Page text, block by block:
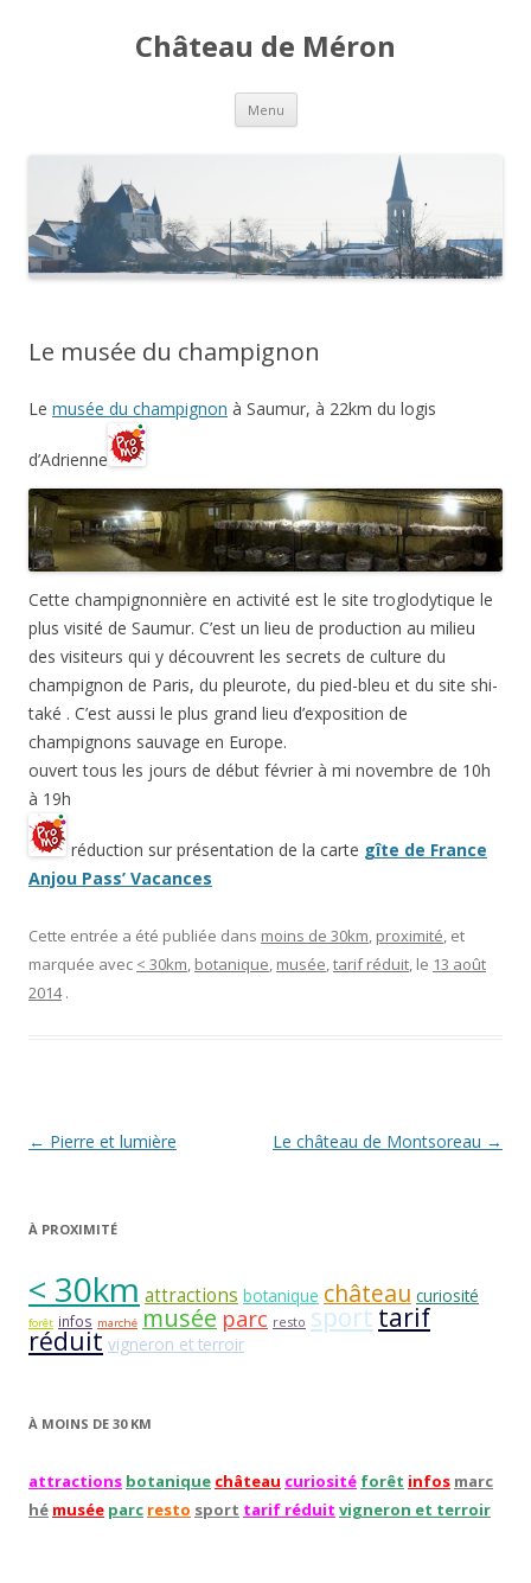
Château de Méron
Menu Aller
contenu
Le musée du champignon
Le musée du champignon à Saumur, à 22km du logis
d’Adrienne
Cette champignonnière en activité est le site troglodytique le
plus visité de Saumur. C’est un lieu de production au milieu
des visiteurs qui y découvrent les secrets de culture du
champignon de Paris, du pleurote, du pied-bleu et du site shi-
také . C’est aussi le plus grand lieu d’exposition de
champignons sauvage en Europe.
ouvert tous les jours de début février à mi novembre de 10h
à 19h
réduction sur présentation de la carte gîte de France
Anjou Pass’ Vacances
Cette entrée a été publiée dans moins de 30km, proximité, et
marquée avec < 30km, botanique, musée,tarif réduit, le 13 août
2014 .
Navigation
← Pierre et lumière Le château de Montsoreau →
À PROXIMITÉ
< 30km attractions botanique château curiosité
forêt infos marché musée parc resto sport tarif
réduit vigneron et terroir
À MOINS DE 30 KM
attractions botanique château curiosité forêt infos marc
hé musée parc resto sport tarif réduit vigneron et terroir